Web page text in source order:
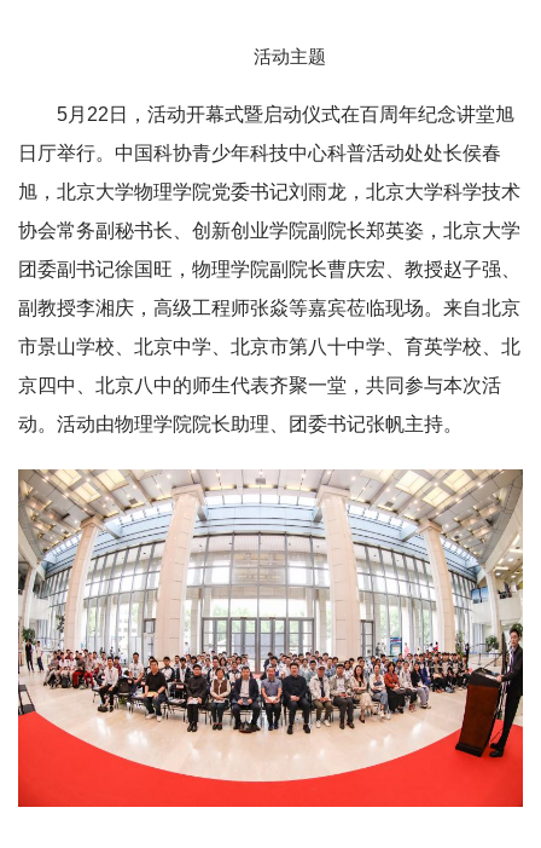
活动主题
5月22日，活动开幕式暨启动仪式在百周年纪念讲堂旭
日厅举行。中国科协青少年科技中心科普活动处处长侯春
旭，北京大学物理学院党委书记刘雨龙，北京大学科学技术
协会常务副秘书长、创新创业学院副院长郑英姿，北京大学
团委副书记徐国旺，物理学院副院长曹庆宏、教授赵子强、
副教授李湘庆，高级工程师张焱等嘉宾莅临现场。来自北京
市景山学校、北京中学、北京市第八十中学、育英学校、北
京四中、北京八中的师生代表齐聚一堂，共同参与本次活
动。活动由物理学院院长助理、团委书记张帆主持。